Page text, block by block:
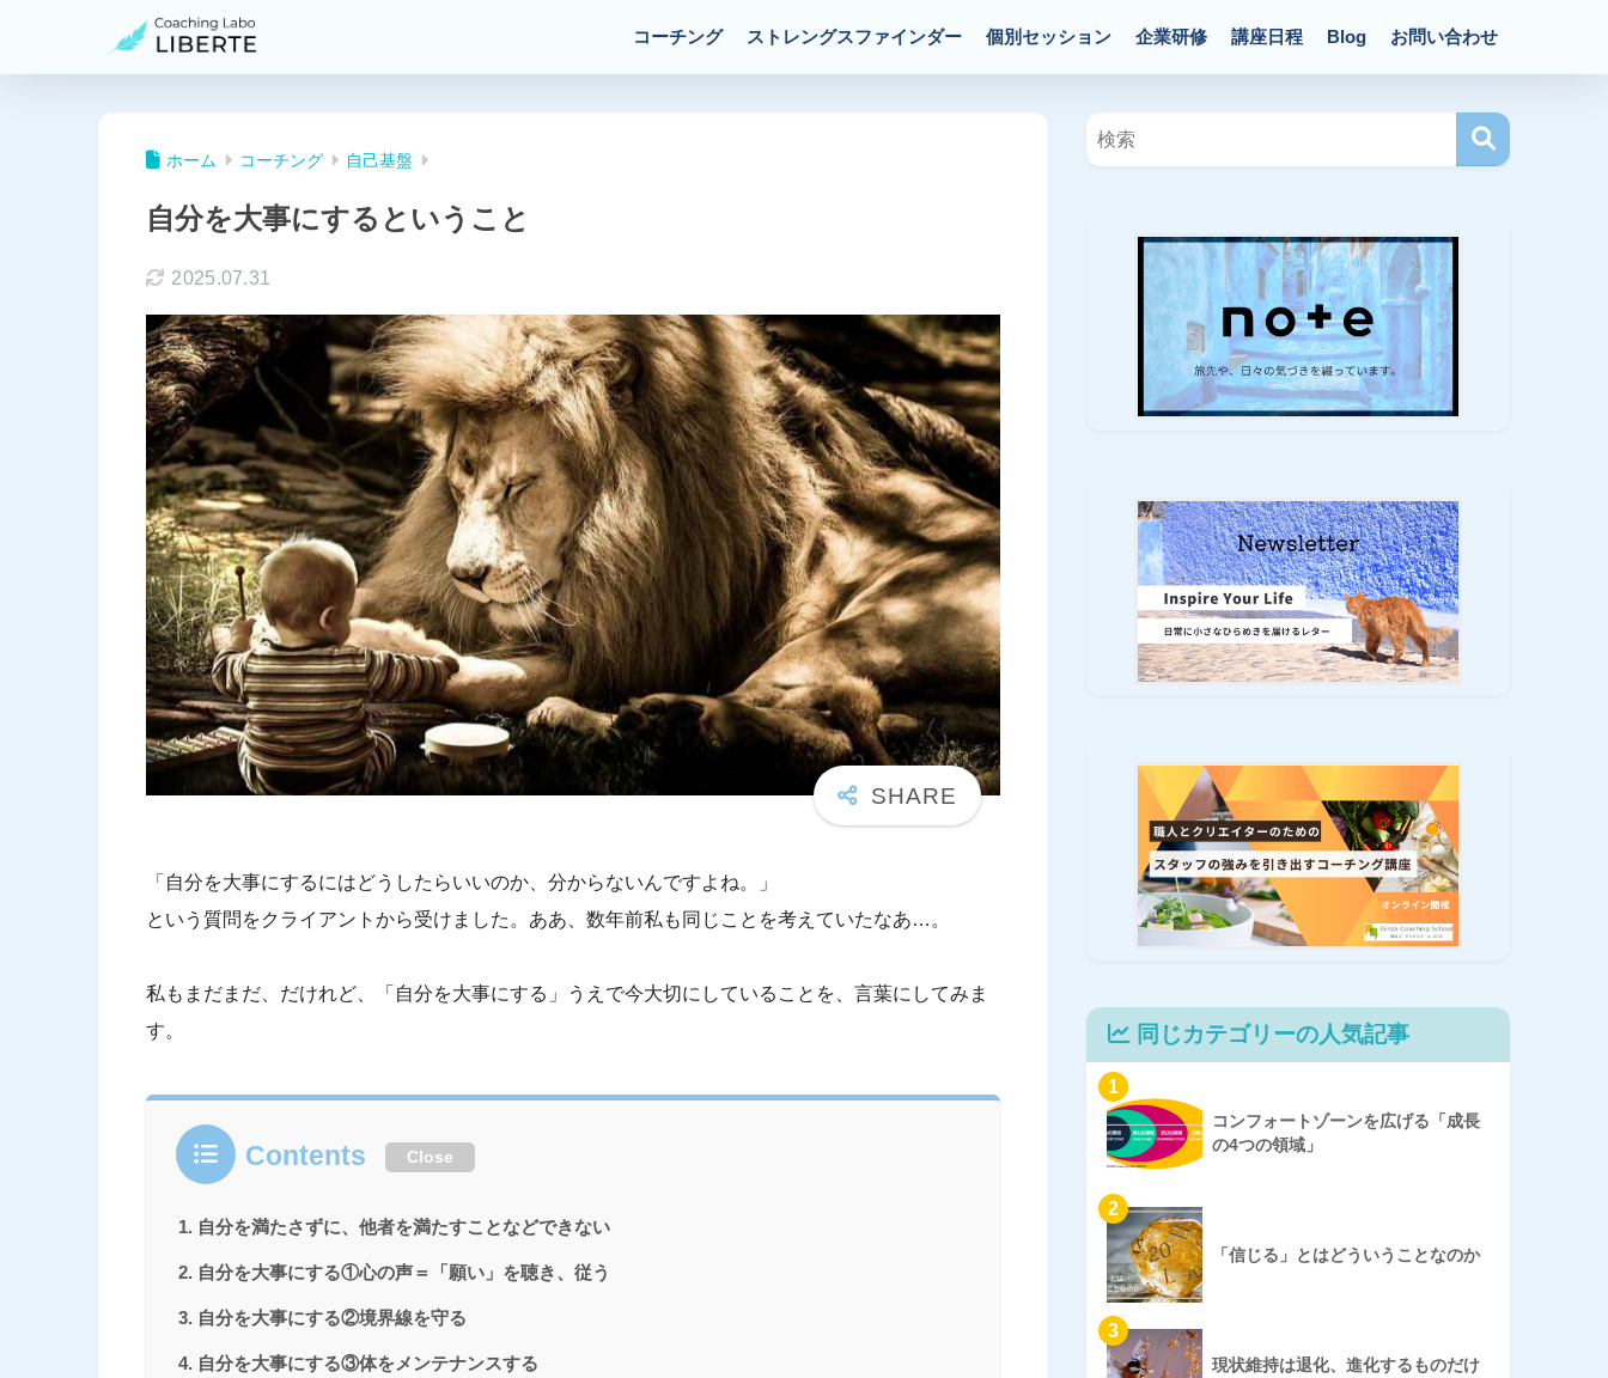
コーチング ストレングスファインダー 個別セッション 企業研修 講座日程 Blog お問い合わせ
ホーム コーチング 自己基盤
自分を大事にするということ
2025.07.31
「自分を大事にするにはどうしたらいいのか、分からないんですよね。」
という質問をクライアントから受けました。ああ、数年前私も同じことを考えていたなあ…。
私もまだまだ、だけれど、「自分を大事にする」うえで今大切にしていることを、言葉にしてみま
す。
Contents Close
自分を満たさずに、他者を満たすことなどできない
自分を大事にする①心の声＝「願い」を聴き、従う
自分を大事にする②境界線を守る
自分を大事にする③体をメンテナンスする
同じカテゴリーの人気記事
1
コンフォートゾーンを広げる「成長
の4つの領域」
2
「信じる」とはどういうことなのか
3
現状維持は退化、進化するものだけ